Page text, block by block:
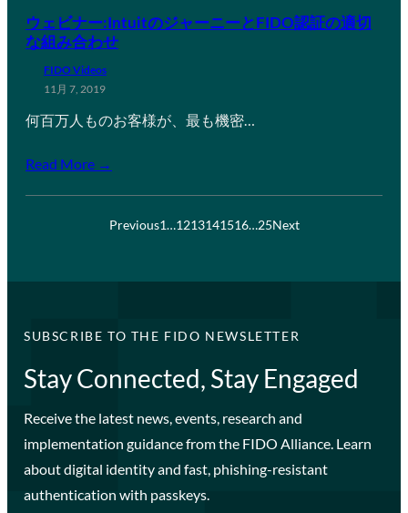
ウェビナー:IntuitのジャーニーとFIDO認証の適切
な組み合わせ
FIDO Videos
11月 7, 2019
何百万人ものお客様が、最も機密…
Read More →
Previous1…1213141516…25Next
SUBSCRIBE TO THE FIDO NEWSLETTER
Stay Connected, Stay Engaged
Receive the latest news, events, research and
implementation guidance from the FIDO Alliance. Learn
about digital identity and fast, phishing-resistant
authentication with passkeys.